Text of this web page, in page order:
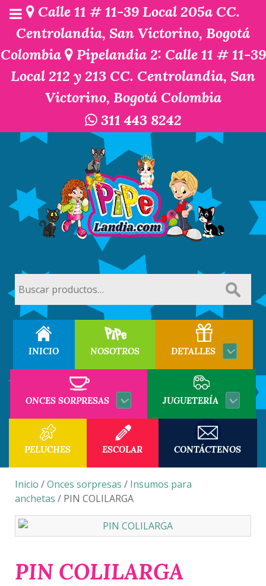
Calle 11 # 11-39 Local 205a CC.
Centrolandia, San Victorino, Bogotá
Colombia
Pipelandia 2: Calle 11 # 11-39
Local 212 y 213 CC. Centrolandia, San
Victorino, Bogotá Colombia
311 443 8242
por:
INICIO NOSOTROS DETALLES
ONCES SORPRESAS JUGUETERÍA
PELUCHES ESCOLAR CONTÁCTENOS
Inicio /Onces sorpresas / Insumos para
anchetas / PIN COLILARGA
PIN COLILARGA